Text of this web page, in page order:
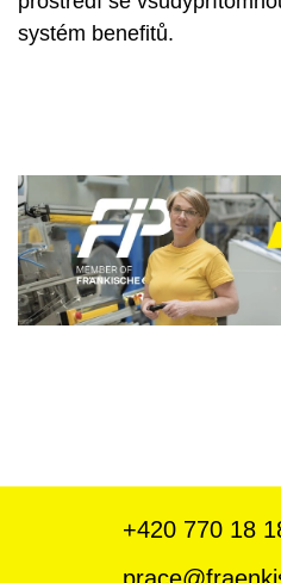
systém benefitů.
+420 770 18